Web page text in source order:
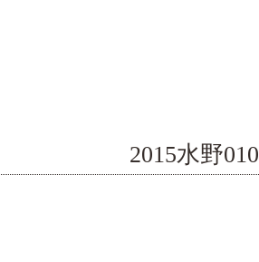
2015水野010